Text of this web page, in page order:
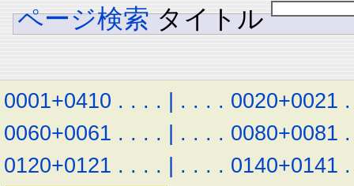
ページ検索 タイトル
0001+0410 . . . . | . . . . 0020+0021 .
0060+0061 . . . . | . . . . 0080+0081 .
0120+0121 . . . . | . . . . 0140+0141 .